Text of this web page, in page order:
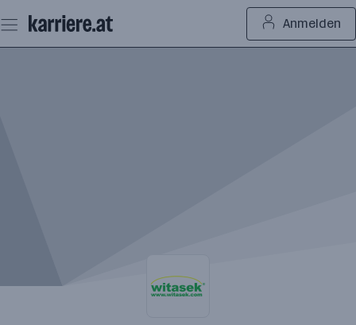
Seiteninhalt
springen
Anmelden